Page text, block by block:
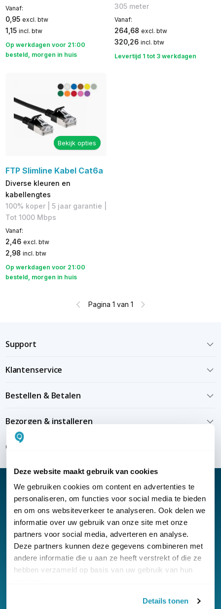
Deze website maakt gebruik van cookies
We gebruiken cookies om content en advertenties te
personaliseren, om functies voor social media te bieden
en om ons websiteverkeer te analyseren. Ook delen we
informatie over uw gebruik van onze site met onze
partners voor social media, adverteren en analyse.
Deze partners kunnen deze gegevens combineren met
andere informatie die u aan ze heeft verstrekt of die ze
hebben verzameld op basis van uw gebruik van hun
Details tonen
Vanaf:
0,95 excl. btw
1,15 incl. btw
Op werkdagen voor 21:00
besteld, morgen in huis
305 meter
Vanaf:
264,68 excl. btw
320,26 incl. btw
Levertijd 1 tot 3 werkdagen
Bekijk opties
FTP Slimline Kabel Cat6a
Diverse kleuren en
kabellengtes
100% koper | 5 jaar garantie |
Tot 1000 Mbps
Vanaf:
2,46 excl. btw
2,98 incl. btw
Op werkdagen voor 21:00
besteld, morgen in huis
Pagina 1 van 1
Support
Klantenservice
Bestellen & Betalen
Bezorgen & installeren
Over KommaGo
Nieuwsbrief
Klantenservice